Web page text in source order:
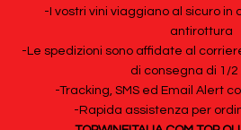
-I vostri vini viaggiano al sicuro in
antirottura
-Le spedizioni sono affidate al
di consegna di 1/2
-Tracking, SMS ed Email Alert
-Rapida assistenza per